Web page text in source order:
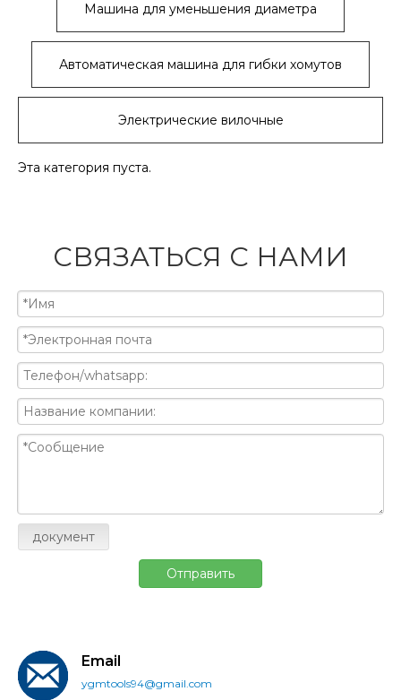
Машина для уменьшения диаметра
Автоматическая машина для гибки хомутов
Электрические вилочные
Эта категория пуста.
СВЯЗАТЬСЯ С НАМИ
документ
Отправить
Email
ygmtools94@gmail.com